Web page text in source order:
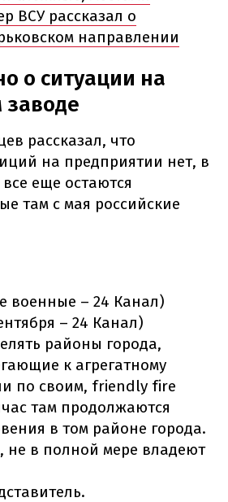
ВСУ рассказал о
направлении
о ситуации на
заводе
рассказал, что
на предприятии нет, в
еще остаются
там с мая российские
военные – 24 Канал)
– 24 Канал)
районы города,
к агрегатному
по своим, friendly fire
там продолжаются
в том районе города.
не в полной мере владеют